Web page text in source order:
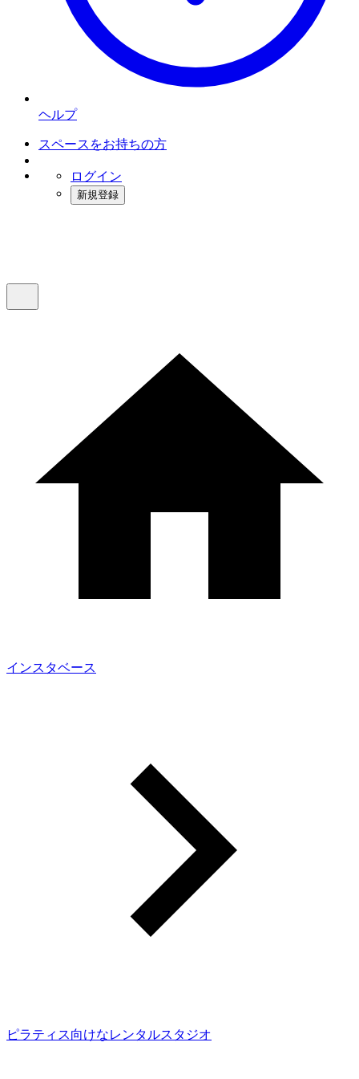
ヘルプ
スペースをお持ちの方
ログイン
新規登録
インスタベース
ピラティス向けなレンタルスタジオ